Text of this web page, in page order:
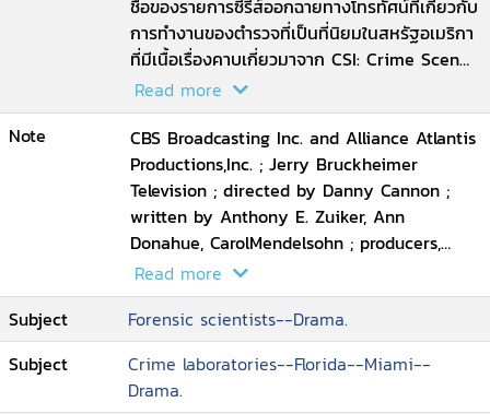
Autopsy TheaterTour ; The Gun Lab Tour.
the twists and turns of the Florida
waterways.Together, these investigators
collect and analyze theevidence to solve
the crimes and to vindicate those
whooften cannot speak for themselves, the
victims.
ชื่อของรายการซีรีส์ออกฉายทางโทรทัศน์ที่เกี่ยวกับ
การทำงานของตำรวจที่เป็นที่นิยมในสหรัฐอเมริกา
ที่มีเนื้อเรื่องคาบเกี่ยวมาจาก CSI: Crime Scene
Investigation หรือ ซีเอสไอ: ไครม์ซีนอินเวสติเก
ชั่น (ในประเทศไทย ซีรีส์ชุดนี้ถูกเรียกว่า ทีมปฏิบัติ
การล่าความจริง ไมอามี่ และถูกเรียกว่า ไขคดี
ปริศนา ไมอามี่ ตามที่ออกเป็นสื่อบันเทิงตามบ้าน)
รายการนี้มีศูนย์กลางของเรื่องอยู่ที่ทีมนักนิติเวช
วิทยา ซึ่งตั้งอยู่ในเมืองไมอามี่, รัฐฟลอริดา หน่วย
นี้จะสืบสวนสอบสวนการเสียชีวิตที่เป็นปริศนา ผิด
ธรรมดา และบางครั้งก็น่าสยดสยอง เพื่อหา
สาเหตุการตายที่แท้จริงและความเป็นมาของผู้ที่
เสียชีวิต พวกเขายังสอบสวนอาชญากรรมร้าย
แรงอื่น ๆ ด้วย แต่แกนสำคัญส่วนใหญ่ของเรื่อง
มักจะเป็นการฆาตกรรม ซีเอสไอ ไมแอมี่ เป็นซี่รีส์
เรื่องแรกของตระกูลซีเอสไอ ที่ถูกยกเลิกการออก
Read more
Note
CBS Broadcasting Inc. and Alliance Atlantis
Productions,Inc. ; Jerry Bruckheimer
Television ; directed by Danny Cannon ;
written by Anthony E. Zuiker, Ann
Donahue, CarolMendelsohn ; producers,
Josh Berman, Andrew Lipsitz.
Read more
Subject
Forensic scientists--Drama.
Subject
Crime laboratories--Florida--Miami--
Drama.